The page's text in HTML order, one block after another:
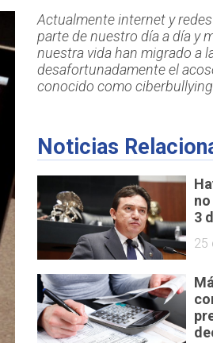
Actualmente internet y
parte de nuestro día a día y
nuestra vida han migrado a
desafortunadamente el
conocido como ciberbullying.
Noticias
3
25